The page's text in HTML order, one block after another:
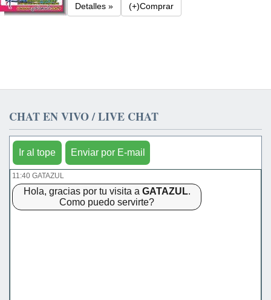
Detalles » (+)Comprar
CHAT EN VIVO / LIVE CHAT
Ir al tope Enviar por E-mail
11:40 GATAZUL
Hola, gracias por tu visita a GATAZUL.
Como puedo servirte?